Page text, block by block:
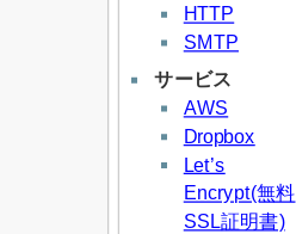
HTTP
SMTP
サービス
AWS
Dropbox
Let’s
Encrypt(無料
SSL証明書)